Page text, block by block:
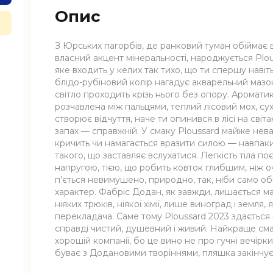
Опис
З Юрських пагорбів, де ранковий туман обіймає
власний акцент мінеральності, народжується
яке входить у келих так тихо, що ти спершу
блідо-рубіновий колір нагадує акварельний
світло проходить крізь нього без опору.
розчавлена між пальцями, теплий лісовий мох,
створює відчуття, наче ти опинився в лісі на
запах — справжній. У смаку Ploussard майже
кричить чи намагається вразити силою —
такого, що заставляє вслухатися. Легкість тіла
напругою, тією, що робить ковток глибшим, ніж
п’ється невимушено, природно, так, ніби само
характер. Фабріс Додан, як завжди, лишається
ніяких трюків, ніякої хімії, лише виноград і
перекладача. Саме тому Ploussard 2023 здається
справді чистий, душевний і живий. Найкраще
хорошій компанії, бо це вино не про гучні
буває з Додановими творіннями, пляшка